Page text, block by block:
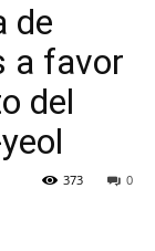
de
a favor
del
0
373